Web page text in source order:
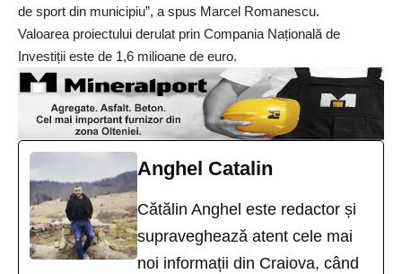
de sport din municipiu”, a spus Marcel Romanescu.
Valoarea proiectului derulat prin Compania Națională de
Investiții este de 1,6 milioane de euro.
Anghel Catalin
Cătălin Anghel este redactor și
supraveghează atent cele mai
noi informații din Craiova, când